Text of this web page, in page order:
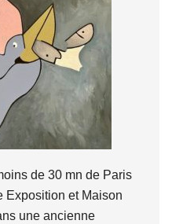
de 30 mn de Paris
Exposition et Maison
une ancienne